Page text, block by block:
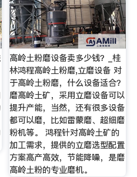
高岭土粉磨设备卖多少钱？_桂
林鸿程高岭土粉磨,立磨设备 对
于高岭土粉磨，什么设备适合？
磨高岭土矿，采用立磨设备可以
提升产能，当然，还有很多设备
都可以磨，比如雷蒙磨、超细磨
粉机等。 鸿程针对高岭土矿的
加工需求，提供的立磨选型配置
方案高产高效，节能降噪，是磨
高岭土粉的专业磨机。